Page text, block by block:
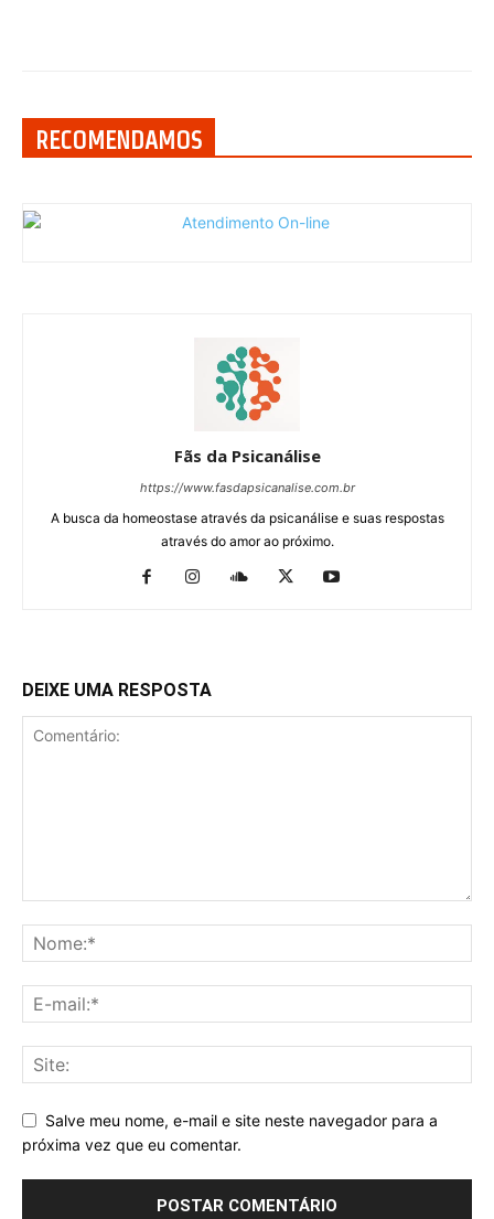
RECOMENDAMOS
Fãs da Psicanálise
https://www.fasdapsicanalise.com.br
A busca da homeostase através da psicanálise e suas respostas
através do amor ao próximo.
DEIXE UMA RESPOSTA
Salve meu nome, e-mail e site neste navegador para a
próxima vez que eu comentar.